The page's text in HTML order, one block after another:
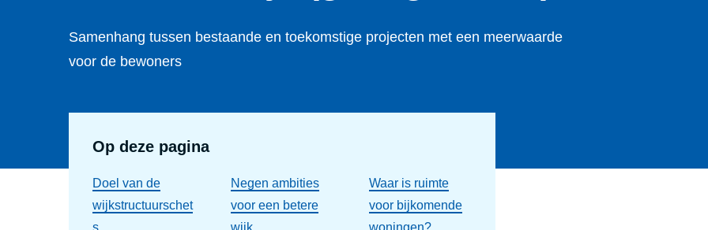
Samenhang tussen bestaande en toekomstige projecten met een meerwaarde
voor de bewoners
Op deze pagina
Doel van de
wijkstructuurschet
s
Negen ambities
voor een betere
wijk
Waar is ruimte
voor bijkomende
woningen?